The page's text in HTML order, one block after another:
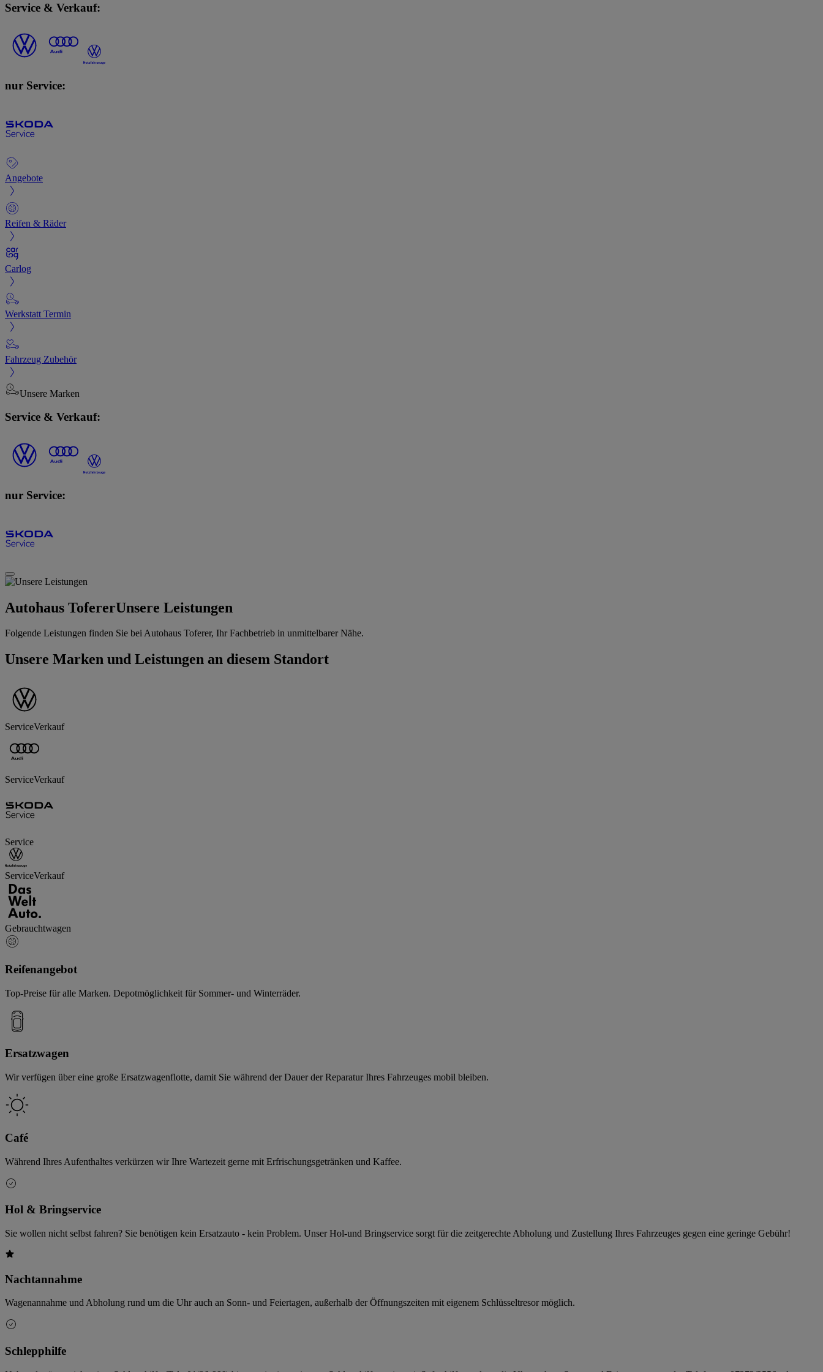
Service & Verkauf:
nur Service:
Angebote
Reifen & Räder
Carlog
Werkstatt Termin
Fahrzeug Zubehör
Unsere Marken
Service & Verkauf:
nur Service:
Autohaus TofererUnsere Leistungen
Folgende Leistungen finden Sie bei Autohaus Toferer, Ihr Fachbetrieb in unmittelbarer Nähe.
Unsere Marken und Leistungen an diesem Standort
ServiceVerkauf
ServiceVerkauf
Service
ServiceVerkauf
Gebrauchtwagen
Reifenangebot
Top-Preise für alle Marken. Depotmöglichkeit für Sommer- und Winterräder.
Ersatzwagen
Wir verfügen über eine große Ersatzwagenflotte, damit Sie während der Dauer der Reparatur Ihres Fahrzeuges mobil bleiben.
Café
Während Ihres Aufenthaltes verkürzen wir Ihre Wartezeit gerne mit Erfrischungsgetränken und Kaffee.
Hol & Bringservice
Sie wollen nicht selbst fahren? Sie benötigen kein Ersatzauto - kein Problem. Unser Hol-und Bringservice sorgt für die zeitgerechte Abholung und Zustellung Ihres Fahrzeuges gegen eine geringe Gebühr!
Nachtannahme
Wagenannahme und Abholung rund um die Uhr auch an Sonn- und Feiertagen, außerhalb der Öffnungszeiten mit eigenem Schlüsseltresor möglich.
Schlepphilfe